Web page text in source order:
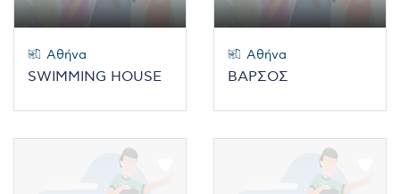
Αθήνα
SWIMMING HOUSE
Αθήνα
ΒΑΡΣΟΣ